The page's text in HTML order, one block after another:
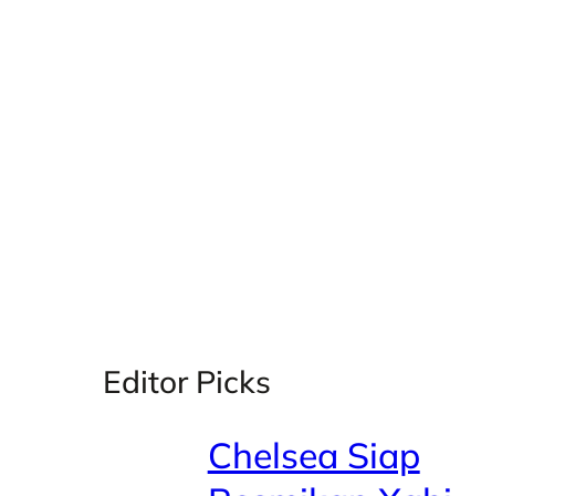
Editor Picks
Chelsea Siap